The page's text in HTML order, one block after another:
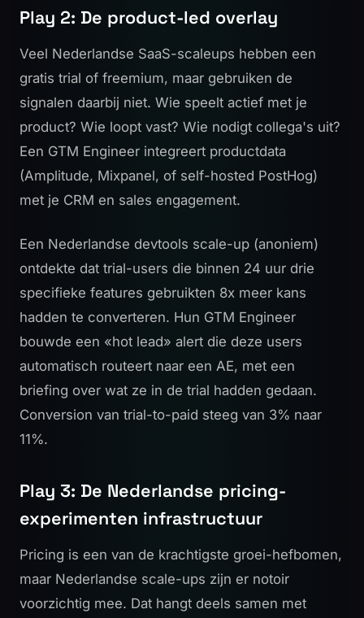
Play 2: De product-led overlay
Veel Nederlandse SaaS-scaleups hebben een
gratis trial of freemium, maar gebruiken de
signalen daarbij niet. Wie speelt actief met je
product? Wie loopt vast? Wie nodigt collega's uit?
Een GTM Engineer integreert productdata
(Amplitude, Mixpanel, of self-hosted PostHog)
met je CRM en sales engagement.
Een Nederlandse devtools scale-up (anoniem)
ontdekte dat trial-users die binnen 24 uur drie
specifieke features gebruikten 8x meer kans
hadden te converteren. Hun GTM Engineer
bouwde een «hot lead» alert die deze users
automatisch routeert naar een AE, met een
briefing over wat ze in de trial hadden gedaan.
Conversion van trial-to-paid steeg van 3% naar
11%.
Play 3: De Nederlandse pricing-
experimenten infrastructuur
Pricing is een van de krachtigste groei-hefbomen,
maar Nederlandse scale-ups zijn er notoir
voorzichtig mee. Dat hangt deels samen met